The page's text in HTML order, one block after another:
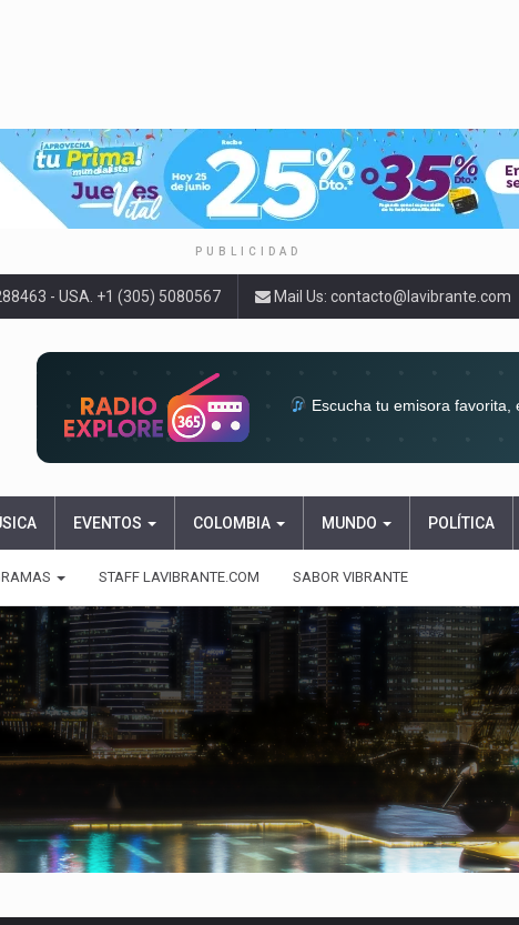
PUBLICIDAD
- USA. +1 (305) 5080567 Mail Us: contacto@lavibrante.com
Escucha tu emisora favorita,
EVENTOS COLOMBIA MUNDO POLÍTICA
STAFF LAVIBRANTE.COM SABOR VIBRANTE